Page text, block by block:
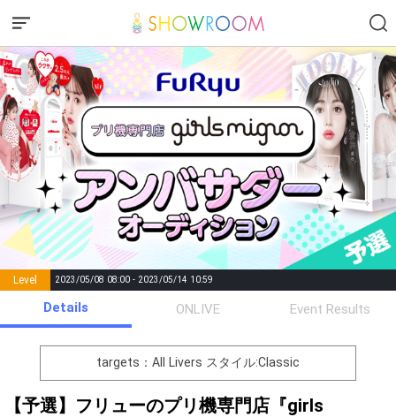
Level 2023/05/08 08:00 - 2023/05/14 10:59
Points List of Goal
number of
positions
Rema
0 Event Begins!
オリジナルアバター制作権獲
得！
Details ONLIVE Event Results
targets：All Livers スタイル:Classic
【予選】フリューのプリ機専門店『girls